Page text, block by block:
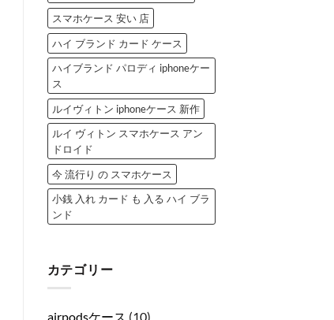
スマホケース 安い 店
ハイ ブランド カード ケース
ハイブランド パロディ iphoneケー
ス
ルイヴィトン iphoneケース 新作
ルイ ヴィトン スマホケース アン
ドロイド
今 流行り の スマホケース
小銭 入れ カード も 入る ハイ ブラ
ンド
カテゴリー
airpodsケース (10)